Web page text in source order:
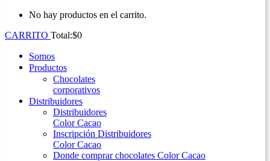
No hay productos en el carrito.
CARRITO Total:$0
Somos
Productos
Chocolates
corporativos
Distribuidores
Distribuidores
Color Cacao
Inscripción Distribuidores
Color Cacao
Donde comprar chocolates Color Cacao